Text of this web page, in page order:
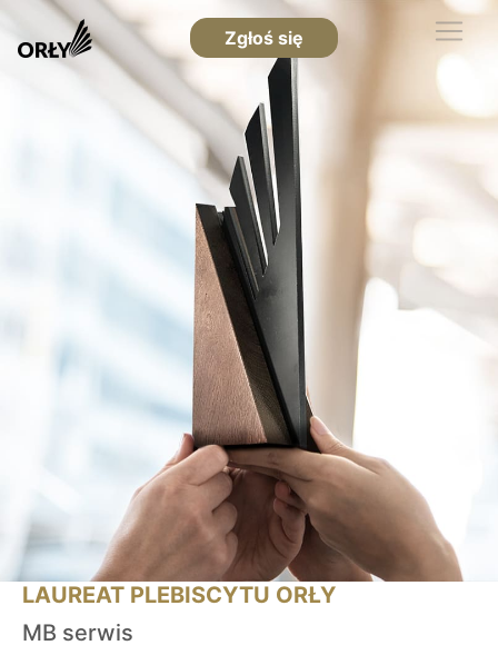
Zgłoś się
LAUREAT PLEBISCYTU ORŁY
MB serwis